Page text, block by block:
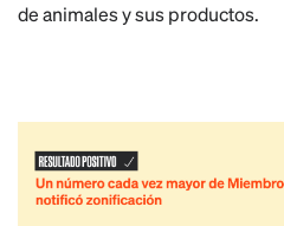
de animales y sus productos.